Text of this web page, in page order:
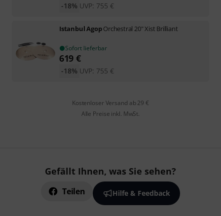
UVP: 755 €
-18%
Istanbul AgopOrchestral 20" Xist Brilliant
Sofort lieferbar
619 €
UVP: 755 €
-18%
Kostenloser Versand ab 29 €
Alle Preise inkl. MwSt.
Gefällt Ihnen, was Sie sehen?
Teilen Hilfe & Feedback